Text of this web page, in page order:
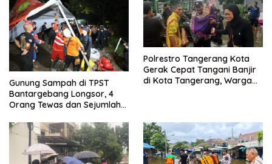
Gunung Sampah di TPST
Bantargebang Longsor, 4
Orang Tewas dan Sejumlah
Polrestro Tangerang Kota
Gerak Cepat Tangani Banjir
di Kota Tangerang, Warga